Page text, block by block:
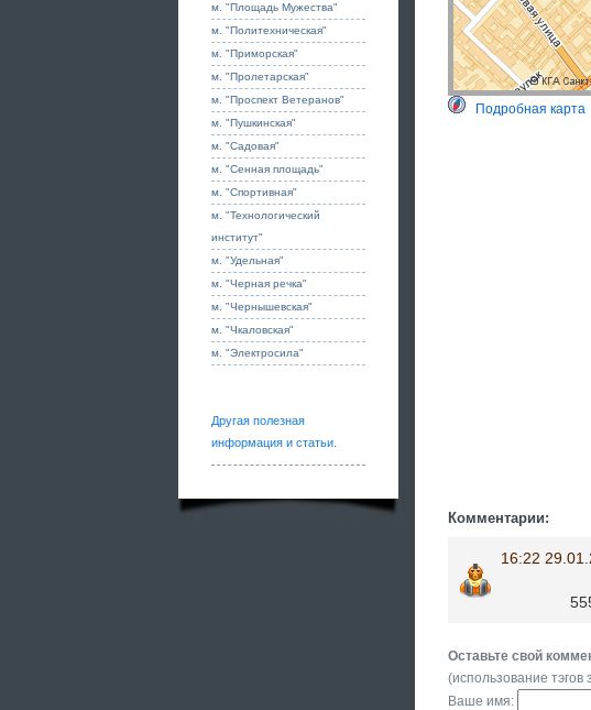
м. "Площадь Мужества"
м. "Политехническая"
м. "Приморская"
м. "Пролетарская"
м. "Проспект Ветеранов"
м. "Пушкинская"
м. "Садовая"
м. "Сенная площадь"
м. "Спортивная"
м. "Технологический
институт"
м. "Удельная"
м. "Черная речка"
м. "Чернышевская"
м. "Чкаловская"
м. "Электросила"
Другая полезная
информация и статьи.
Подробная карта
Комментарии:
16:22
Оставьте свой
(использование
Ваше имя: